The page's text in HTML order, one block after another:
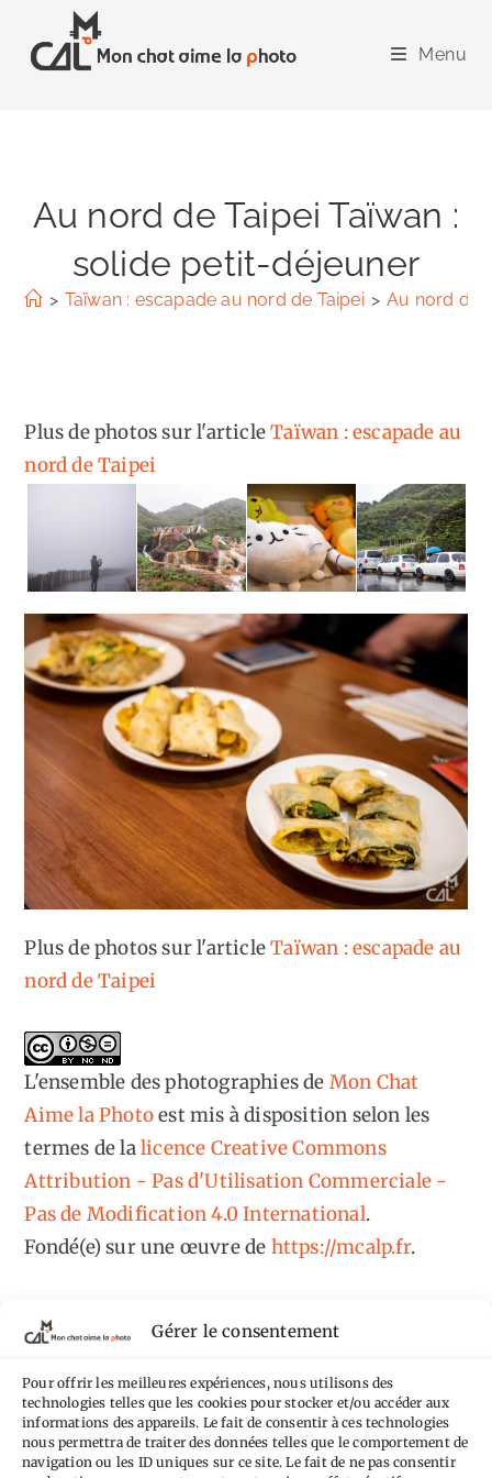
Gérer le consentement
Pour offrir les meilleures expériences, nous utilisons des
technologies telles que les cookies pour stocker et/ou accéder aux
informations des appareils. Le fait de consentir à ces technologies
nous permettra de traiter des données telles que le comportement de
navigation ou les ID uniques sur ce site. Le fait de ne pas consentir
content
Menu
Au nord de Taipei Taïwan :
solide petit-déjeuner
> Taïwan : escapade au nord de Taipei > Au nord de
Plus de photos sur l'articleTaïwan : escapade au
nord de Taipei
Plus de photos sur l'articleTaïwan : escapade au
nord de Taipei
L'ensemble des photographiesde Mon Chat
Aime la Photoest mis à disposition selon les
termes de lalicence Creative Commons
Attribution - Pas d'Utilisation Commerciale -
Pas de Modification 4.0 International.
Fondé(e) sur une œuvre de https://mcalp.fr.
Tags
AilleursAimez-vous bordelAllemagne Andorre